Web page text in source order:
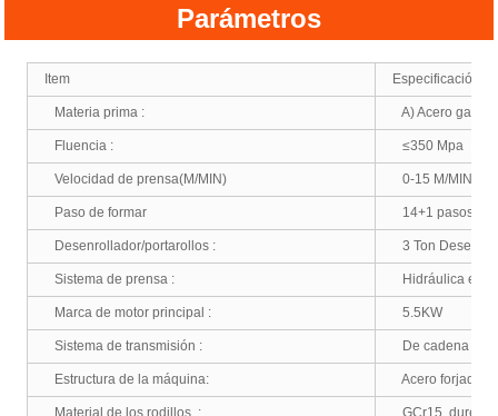
Parámetros
Item Especificación
Materia prima : A) Acero
Fluencia : ≤350 Mpa
Velocidad de prensa(M/MIN) 0-15 M/MIN
Paso de formar 14+1 pasos
Desenrollador/portarollos : 3 Ton
Sistema de prensa : Hidráulica en
Marca de motor principal : 5.5KW
Sistema de transmisión : De cadena
Estructura de la máquina: Acero forjado